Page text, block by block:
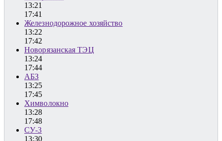
13:21
17:41
Железнодорожное хозяйство
13:22
17:42
Новорязанская ТЭЦ
13:24
17:44
АБЗ
13:25
17:45
Химволокно
13:28
17:48
СУ-3
13:30